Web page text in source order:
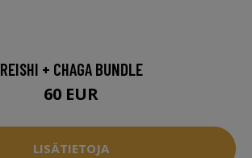
REISHI + CHAGA BUNDLE
60 EUR
LISÄTIETOJA